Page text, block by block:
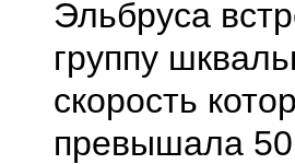
Эльбруса
группу
скорость
превышала